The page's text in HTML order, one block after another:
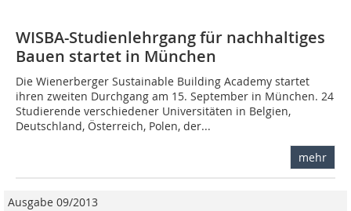
WISBA-Studienlehrgang für nachhaltiges
Bauen startet in München
Die Wienerberger Sustainable Building Academy startet
ihren zweiten Durchgang am 15. September in München. 24
Studierende verschiedener Universitäten in Belgien,
Deutschland, Österreich, Polen, der...
mehr
Ausgabe 09/2013